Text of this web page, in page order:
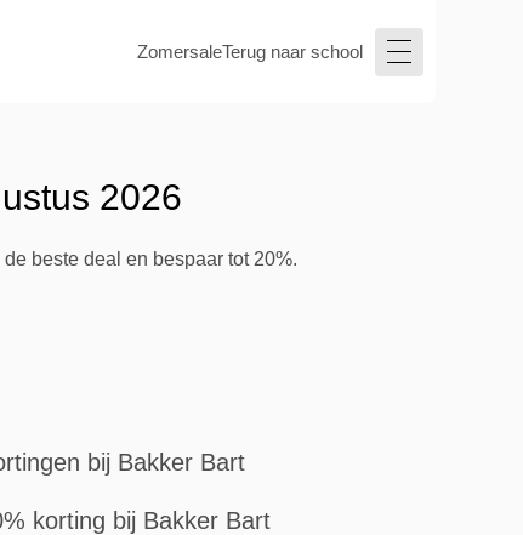
ZomersaleTerug naar school
2026
beste deal en bespaar tot 20%.
bij Bakker Bart
korting bij Bakker Bart